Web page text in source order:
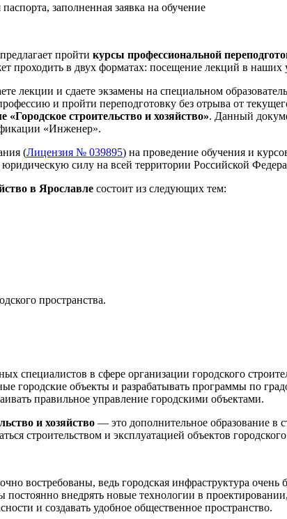
заполненная заявка на обучение
предлагает пройти курсы профессиональной
проходить в двух форматах: посещение лекций в наших
лекции и сдаете экзамены на специальном
и пройти переподготовку без отрыва от
строительство и хозяйство». Данный
«Инженер».
(Лицензия № 039895) на проведение обучения и
силу на всей территории Российской
в Ярославле состоит из следующих тем:
пространства.
специалистов в сфере организации городского
городские объекты и разрабатывать программы по
правильное управление городскими объектами.
и хозяйство — это дополнительное образование в
строительством и эксплуатацией объектов городского
востребованы, ведь городская инфраструктура
внедрять новые технологии в проектировании,
и создавать удобное общественное пространство.